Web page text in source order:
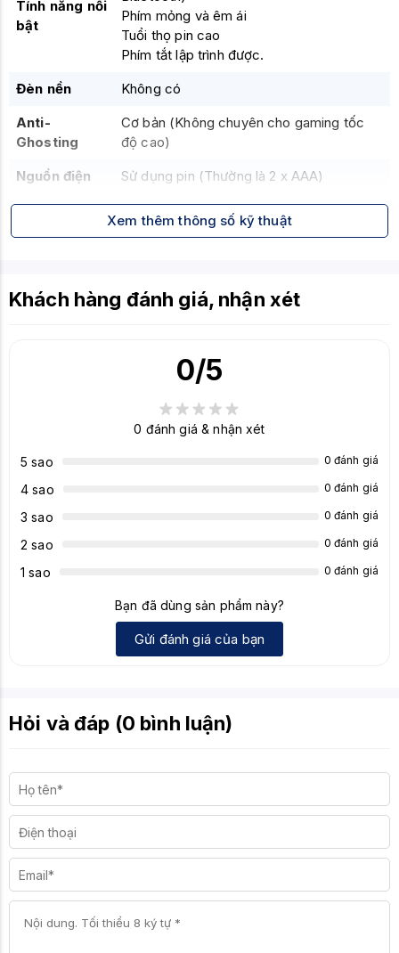
Tính năng nổi
bật
Phím mỏng và êm ái
Tuổi thọ pin cao
Phím tắt lập trình được.
Đèn nền
Không có
Anti-
Ghosting
Cơ bản (Không chuyên cho gaming tốc
độ cao)
Nguồn điện
Sử dụng pin (Thường là 2 x AAA)
Lên đến 36 tháng (Tùy theo cách sử
dụng)
Windows, macOS, Linux, ChromeOS,
Android, iOS
Dell Peripheral Manager (Để quản lý kết
Kích thước
Khoảng 434 x 123 x 20 mm (Xấp xỉ)
Trọng lượng
Khoảng 500-600g (Xấp xỉ, chưa bao gồm
Xem thêm thông số kỹ thuật
Khách hàng đánh giá, nhận xét
0/5
0 đánh giá & nhận xét
5 sao 0 đánh giá
4 sao 0 đánh giá
3 sao 0 đánh giá
2 sao 0 đánh giá
1 sao 0 đánh giá
Bạn đã dùng sản phẩm này?
Gửi đánh giá của bạn
Hỏi và đáp (0 bình luận)